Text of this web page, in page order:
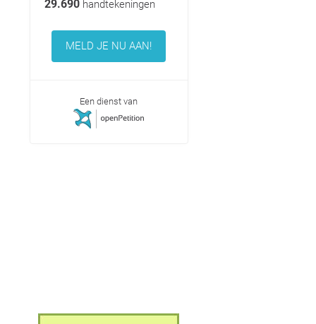
29.690handtekeningen
MELD JE NU AAN!
Een dienst van